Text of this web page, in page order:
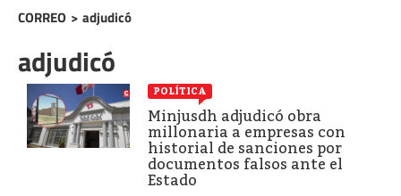
CORREO > adjudicó
adjudicó
POLÍTICA
Minjusdh adjudicó obra
millonaria a empresas con
historial de sanciones por
documentos falsos ante el
Estado